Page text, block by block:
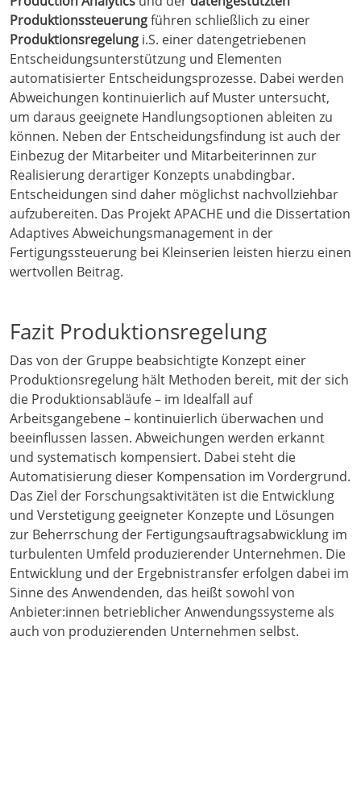
Produktionssteuerungführen schließlich zu einer
Produktionsregelung i.S. einer datengetriebenen
Entscheidungsunterstützung und Elementen
automatisierter Entscheidungsprozesse. Dabei werden
Abweichungen kontinuierlich auf Muster untersucht,
um daraus geeignete Handlungsoptionen ableiten zu
können. Neben der Entscheidungsfindung ist auch der
Einbezug der Mitarbeiter und Mitarbeiterinnen zur
Realisierung derartiger Konzepts unabdingbar.
Entscheidungen sind daher möglichst nachvollziehbar
aufzubereiten. Das Projekt APACHE und die Dissertation
Adaptives Abweichungsmanagement in der
Fertigungssteuerung bei Kleinserien leisten hierzu einen
wertvollen Beitrag.
Fazit Produktionsregelung
Das von der Gruppe beabsichtigte Konzept einer
Produktionsregelung hält Methoden bereit, mit der sich
die Produktionsabläufe – im Idealfall auf
Arbeitsgangebene – kontinuierlich überwachen und
beeinflussen lassen. Abweichungen werden erkannt
und systematisch kompensiert. Dabei steht die
Automatisierung dieser Kompensation im Vordergrund.
Das Ziel der Forschungsaktivitäten ist die Entwicklung
und Verstetigung geeigneter Konzepte und Lösungen
zur Beherrschung der Fertigungsauftragsabwicklung im
turbulenten Umfeld produzierender Unternehmen. Die
Entwicklung und der Ergebnistransfer erfolgen dabei im
Sinne des Anwendenden, das heißt sowohl von
Anbieter:innen betrieblicher Anwendungssysteme als
auch von produzierenden Unternehmen selbst.